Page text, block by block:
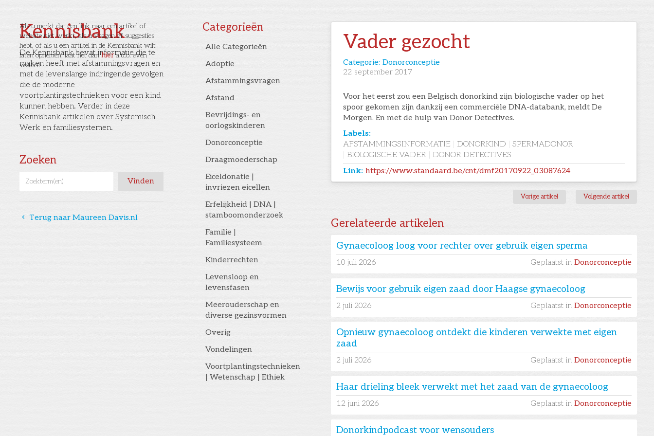
Als u merkt dat een link naar een artikel of
website niet werkt, als u vragen of suggesties
hebt, of als u een artikel in de Kennisbank wilt
laten opnemen, laat het danhiera.u.b. even
weten!
Kennisbank
De Kennisbank bevat informatie die te
maken heeft met afstammingsvragen en
met de levenslange indringende gevolgen
die de moderne
voortplantingstechnieken voor een kind
kunnen hebben. Verder in deze
Kennisbank artikelen over Systemisch
Werk en familiesystemen.
Zoeken
󰅁 Terug naar Maureen Davis.nl
Categorieën
Alle Categorieën
Adoptie
Afstammingsvragen
Afstand
Bevrijdings- en
oorlogskinderen
Donorconceptie
Draagmoederschap
Eiceldonatie |
invriezen eicellen
Erfelijkheid | DNA |
stamboomonderzoek
Familie |
Familiesysteem
Kinderrechten
Levensloop en
levensfasen
Meerouderschap en
diverse gezinsvormen
Overig
Vondelingen
Voortplantingstechnieken
| Wetenschap | Ethiek
Vader gezocht
Categorie: Donorconceptie
22 september 2017
Voor het eerst zou een Belgisch donorkind zijn biologische vader op het
spoor gekomen zijn dankzij een commerciële DNA-databank, meldt De
Morgen. En met de hulp van Donor Detectives.
Labels:
AFSTAMMINGSINFORMATIE
DONORKIND
SPERMADONOR
BIOLOGISCHE VADER
DONOR DETECTIVES
Link: https://www.standaard.be/cnt/dmf20170922_03087624
Vorige artikel Volgende artikel
Gerelateerde artikelen
Gynaecoloog loog voor rechter over gebruik eigen sperma
10 juli 2026 Geplaatst in Donorconceptie
Bewijs voor gebruik eigen zaad door Haagse gynaecoloog
2 juli 2026 Geplaatst in Donorconceptie
Opnieuw gynaecoloog ontdekt die kinderen verwekte met eigen
zaad
2 juli 2026 Geplaatst in Donorconceptie
Haar drieling bleek verwekt met het zaad van de gynaecoloog
12 juni 2026 Geplaatst in Donorconceptie
Donorkindpodcast voor wensouders